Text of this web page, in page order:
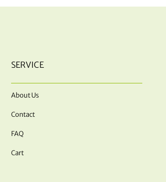
SERVICE
About Us
Contact
FAQ
Cart